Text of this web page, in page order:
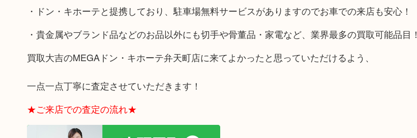
・ドン・キホーテと提携しており、駐車場無料サービスがありますのでお車での来店も安心！
・貴金属やブランド品などのお品以外にも切手や骨董品・家電など、業界最多の買取可能品目！
買取大吉のMEGAドン・キホーテ弁天町店に来てよかったと思っていただけるよう、
一点一点丁寧に査定させていただきます！
★ご来店での査定の流れ★